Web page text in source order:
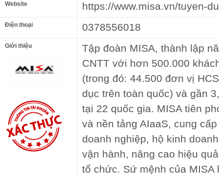
Website https://www.misa.vn/tuyen-
Điện thoại 0378556018
Giới thiệu
Tập đoàn MISA, thành lập
CNTT với hơn 500.000
(trong đó: 44.500 đơn vị
dục trên toàn quốc) và gần
tại 22 quốc gia. MISA tiên
và nền tảng AIaaS, cung
doanh nghiệp, hộ kinh
vận hành, nâng cao hiệu
tổ chức. Sứ mệnh của MISA